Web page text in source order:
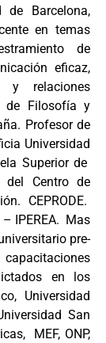
Barcelona,
en temas
de
eficaz,
y relaciones
de Filosofía y
Profesor de
Universidad
Superior de
del Centro de
CEPRODE.
IPEREA. Mas
pre-
en los
Universidad
San
MEF, ONP,